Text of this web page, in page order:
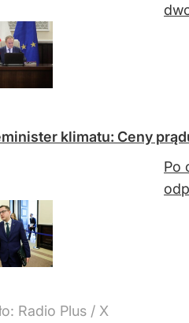
klimatu: Ceny
Po
Radio Plus / X